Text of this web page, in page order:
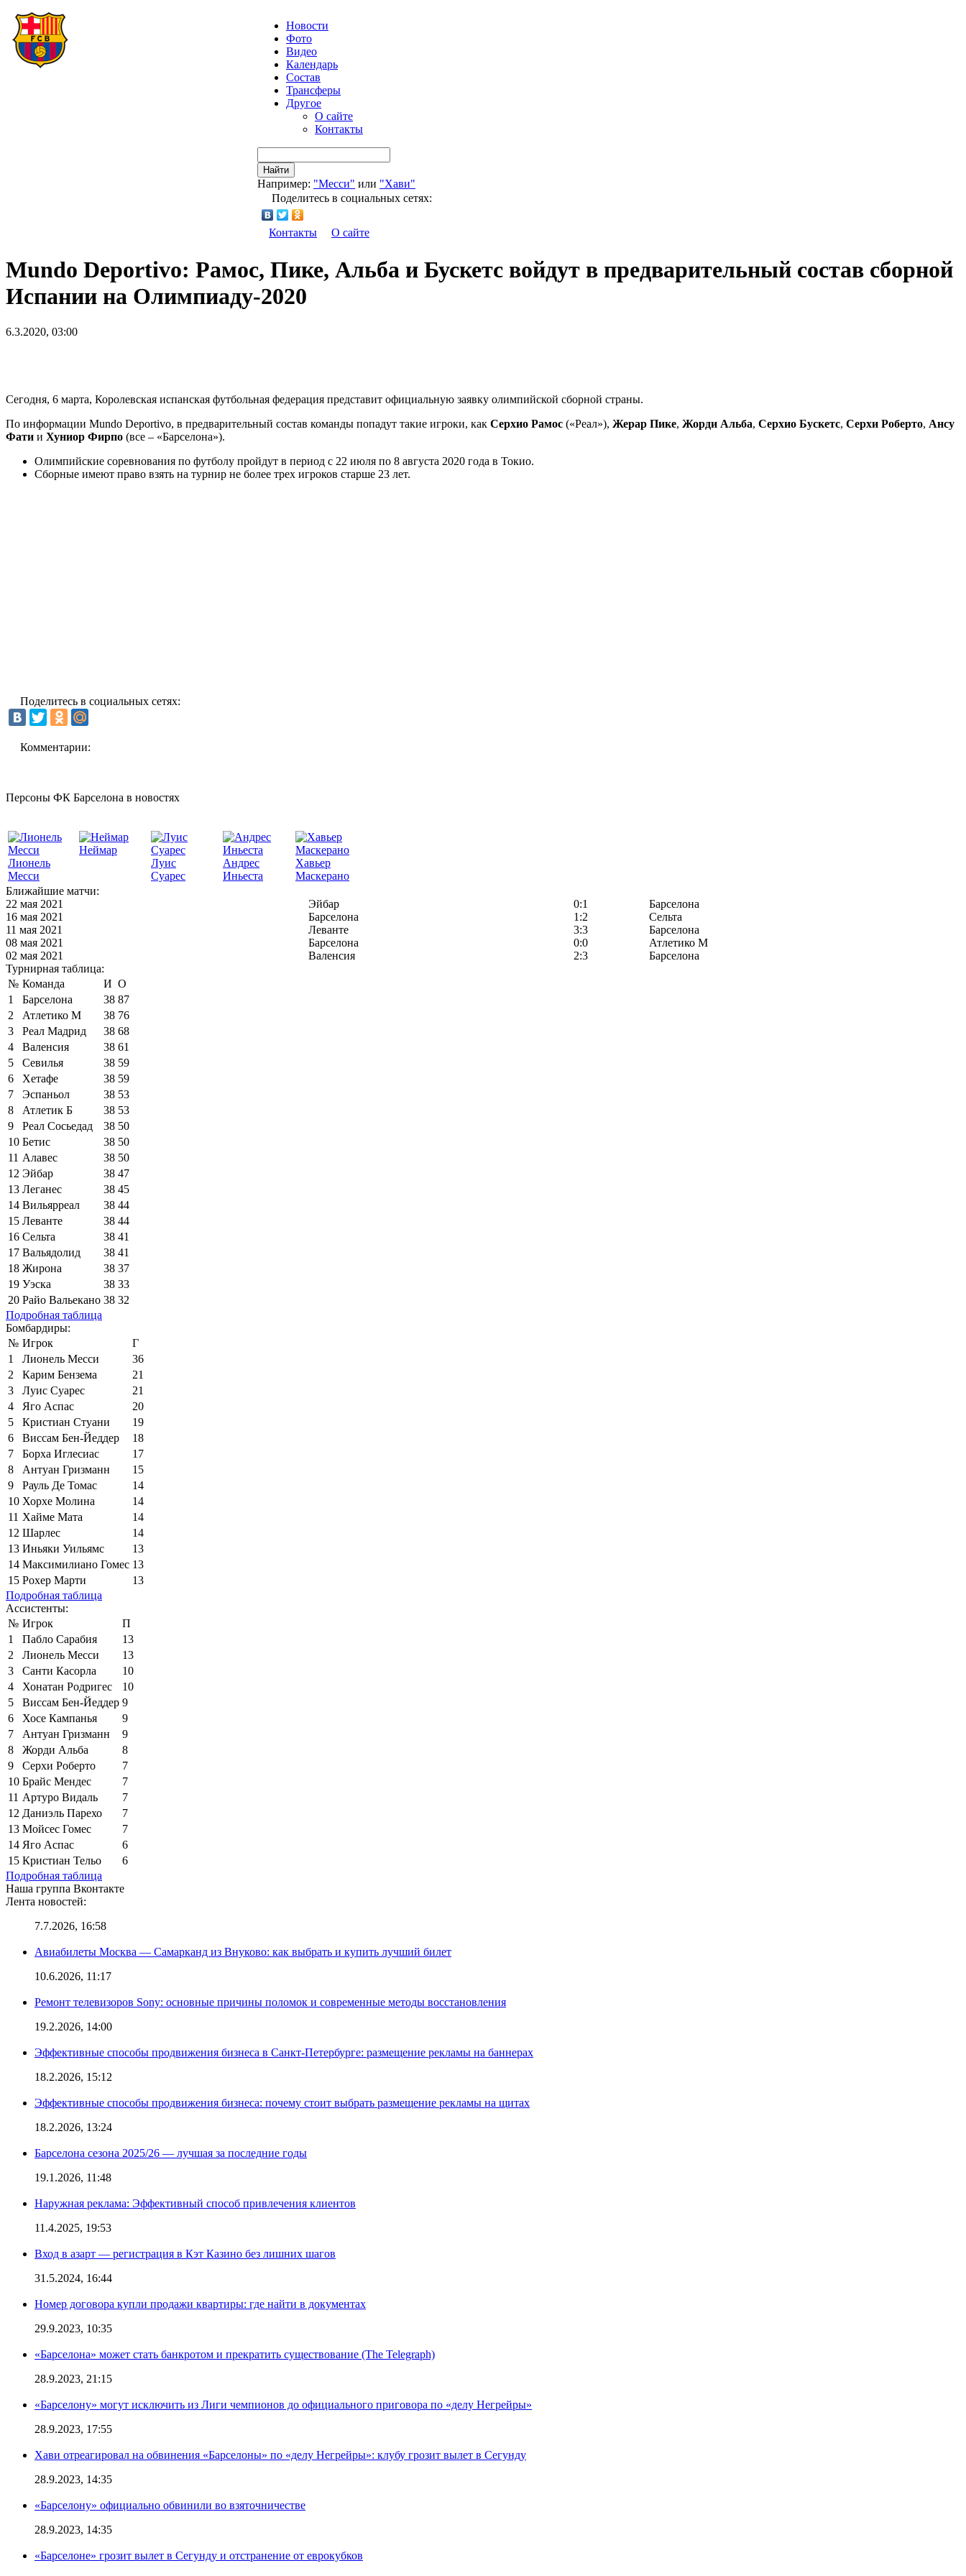
Новости
Фото
Видео
Календарь
Состав
Трансферы
Другое
О сайте
Контакты
Найти
Например: "Месси" или "Хави"
Поделитесь в социальных сетях:
Контакты О сайте
Mundo Deportivo: Рамос, Пике, Альба и Бускетс войдут в предварительный состав сборной
Испании на Олимпиаду-2020
6.3.2020, 03:00
Сегодня, 6 марта, Королевская испанская футбольная федерация представит официальную заявку олимпийской сборной страны.
По информации Mundo Deportivo, в предварительный состав команды попадут такие игроки, как Серхио Рамос («Реал»), Жерар Пике, Жорди Альба, Серхио Бускетс, Серхи Роберто, Ансу
Фати и Хуниор Фирпо (все – «Барселона»).
Олимпийские соревнования по футболу пройдут в период с 22 июля по 8 августа 2020 года в Токио.
Сборные имеют право взять на турнир не более трeх игроков старше 23 лет.
Поделитесь в социальных сетях:
Комментарии:
Персоны ФК Барселона в новостях
Лионель
Месси
Неймар
Луис
Суарес
Андрес
Иньеста
Хавьер
Маскерано
Ближайшие матчи:
22 мая 2021
Эйбар 0:1
Барселона
16 мая 2021
Барселона 1:2
Сельта
11 мая 2021
Леванте 3:3
Барселона
08 мая 2021
Барселона 0:0
Атлетико М
02 мая 2021
Валенсия 2:3
Барселона
Турнирная таблица:
№ Команда И О
1
Барселона 38 87
2
Атлетико М 38 76
3
Реал Мадрид 38 68
4
Валенсия 38 61
5
Севилья 38 59
6
Хетафе 38 59
7
Эспаньол 38 53
8
Атлетик Б 38 53
9
Реал Сосьедад 38 50
10 Бетис 38 50
11 Алавес 38 50
12 Эйбар 38 47
13 Леганес 38 45
14 Вильярреал 38 44
15 Леванте 38 44
16 Сельта 38 41
17 Вальядолид 38 41
18 Жирона 38 37
19 Уэска 38 33
20 Райо Вальекано 38 32
Подробная таблица
Бомбардиры:
№ Игрок
Г
1
Лионель Месси
36
2
Карим Бензема
21
3
Луис Суарес
21
4
Яго Аспас
20
5
Кристиан Стуани
19
6
Виссам Бен-Йеддер
18
7
Борха Иглесиас
17
8
Антуан Гризманн
15
9
Рауль Де Томас
14
10 Хорхе Молина
14
11 Хайме Мата
14
12 Шарлес
14
13 Иньяки Уильямс
13
14 Максимилиано Гомес 13
15 Рохер Марти
13
Подробная таблица
Ассистенты:
№ Игрок
П
1
Пабло Сарабия
13
2
Лионель Месси
13
3
Санти Касорла
10
4
Хонатан Родригес
10
5
Виссам Бен-Йеддер 9
6
Хосе Кампанья
9
7
Антуан Гризманн
9
8
Жорди Альба
8
9
Серхи Роберто
7
10 Брайс Мендес
7
11 Артуро Видаль
7
12 Даниэль Парехо
7
13 Мойсес Гомес
7
14 Яго Аспас
6
15 Кристиан Тельо
6
Подробная таблица
Наша группа Вконтакте
Лента новостей:
7.7.2026, 16:58
Авиабилеты Москва — Самарканд из Внуково: как выбрать и купить лучший билет
10.6.2026, 11:17
Ремонт телевизоров Sony: основные причины поломок и современные методы восстановления
19.2.2026, 14:00
Эффективные способы продвижения бизнеса в Санкт-Петербурге: размещение рекламы на баннерах
18.2.2026, 15:12
Эффективные способы продвижения бизнеса: почему стоит выбрать размещение рекламы на щитах
18.2.2026, 13:24
Барселона сезона 2025/26 — лучшая за последние годы
19.1.2026, 11:48
Наружная реклама: Эффективный способ привлечения клиентов
11.4.2025, 19:53
Вход в азарт — регистрация в Кэт Казино без лишних шагов
31.5.2024, 16:44
Номер договора купли продажи квартиры: где найти в документах
29.9.2023, 10:35
«Барселона» может стать банкротом и прекратить существование (The Telegraph)
28.9.2023, 21:15
«Барселону» могут исключить из Лиги чемпионов до официального приговора по «делу Негрейры»
28.9.2023, 17:55
Хави отреагировал на обвинения «Барселоны» по «делу Негрейры»: клубу грозит вылет в Сегунду
28.9.2023, 14:35
«Барселону» официально обвинили во взяточничестве
28.9.2023, 14:35
«Барселоне» грозит вылет в Сегунду и отстранение от еврокубков